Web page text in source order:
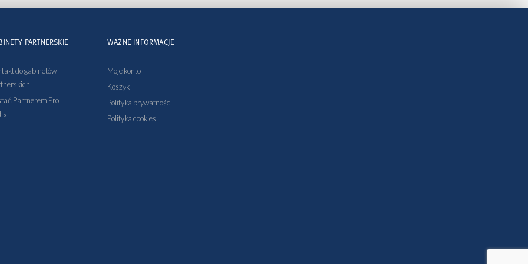
PARTNERSKIE
do gabinetów
Partnerem Pro
WAŻNE INFORMACJE
Moje konto
Koszyk
Polityka prywatności
Polityka cookies